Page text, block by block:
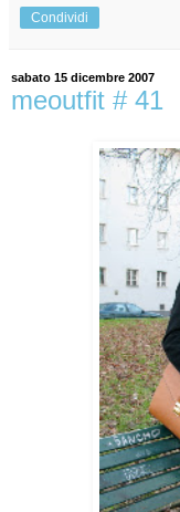
Condividi
sabato 15 dicembre 2007
meoutfit # 41